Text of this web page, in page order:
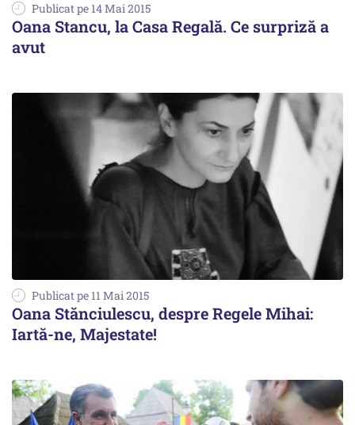
Publicat pe 14 Mai 2015
Oana Stancu, la Casa Regală. Ce surpriză a
avut
Publicat pe 11 Mai 2015
Oana Stănciulescu, despre Regele Mihai:
Iartă-ne, Majestate!